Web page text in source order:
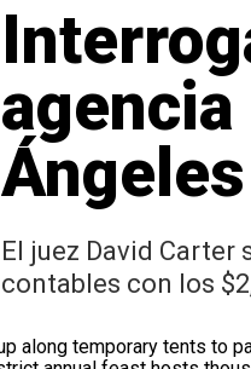
Ángeles
El juez David
contables con los